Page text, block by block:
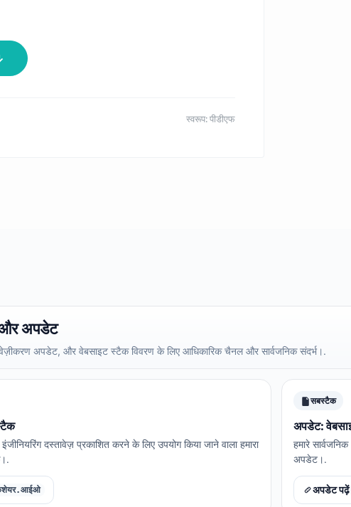
स्वरूप: पीडीएफ
और अपडेट
अपडेट, और वेबसाइट स्टैक विवरण के लिए आधिकारिक चैनल और सार्वजनिक संदर्भ।.
इंजीनियरिंग दस्तावेज़ प्रकाशित करने के लिए उपयोग किया जाने वाला हमारा
सबस्टैक
अपडेट:
हमारे
अपडेट।.
अपडेट पढ़ें